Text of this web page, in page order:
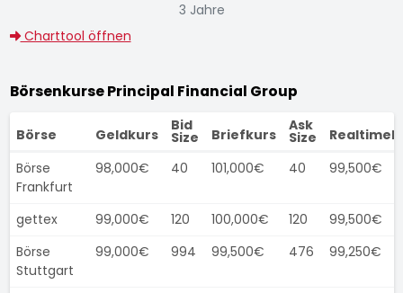
3 Jahre
Charttool öffnen
Börsenkurse Principal Financial Group
Börse Geldkurs
Bid
Size Briefkurs
Ask
Size
Börse
Frankfurt
98,000€ 40 101,000€ 40 99,500€
gettex 99,000€ 120 100,000€ 120
99,500€
Börse
Stuttgart
99,000€ 994 99,500€ 476 99,250€